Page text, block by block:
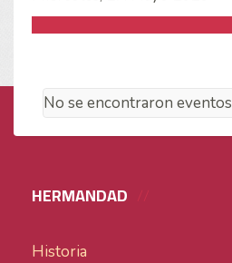
No se encontraron eventos
HERMANDAD
Historia